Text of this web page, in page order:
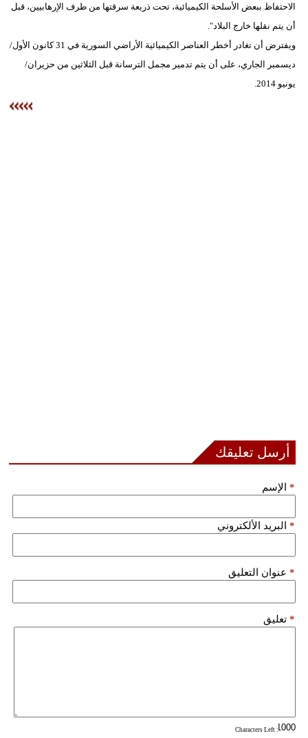
الاحتفاظ ببعض الأسلحة الكيميائية، تحت ذريعة سرقتها من طرف الإرهابيين، قبل
أن يتم نقلها خارج البلاد".
ويفترض أن تغادر أخطر العناصر الكيميائية الأراضي السورية في 31 كانون الأول/
ديسمبر الجاري، على أن يتم تدمير مجمل الترسانة قبل الثلاثين من حزيران/
يونيو 2014.
أرسل تعليقك
الإسم *
البريد الألكتروني *
عنوان التعليق *
تعليق *
: Characters Left